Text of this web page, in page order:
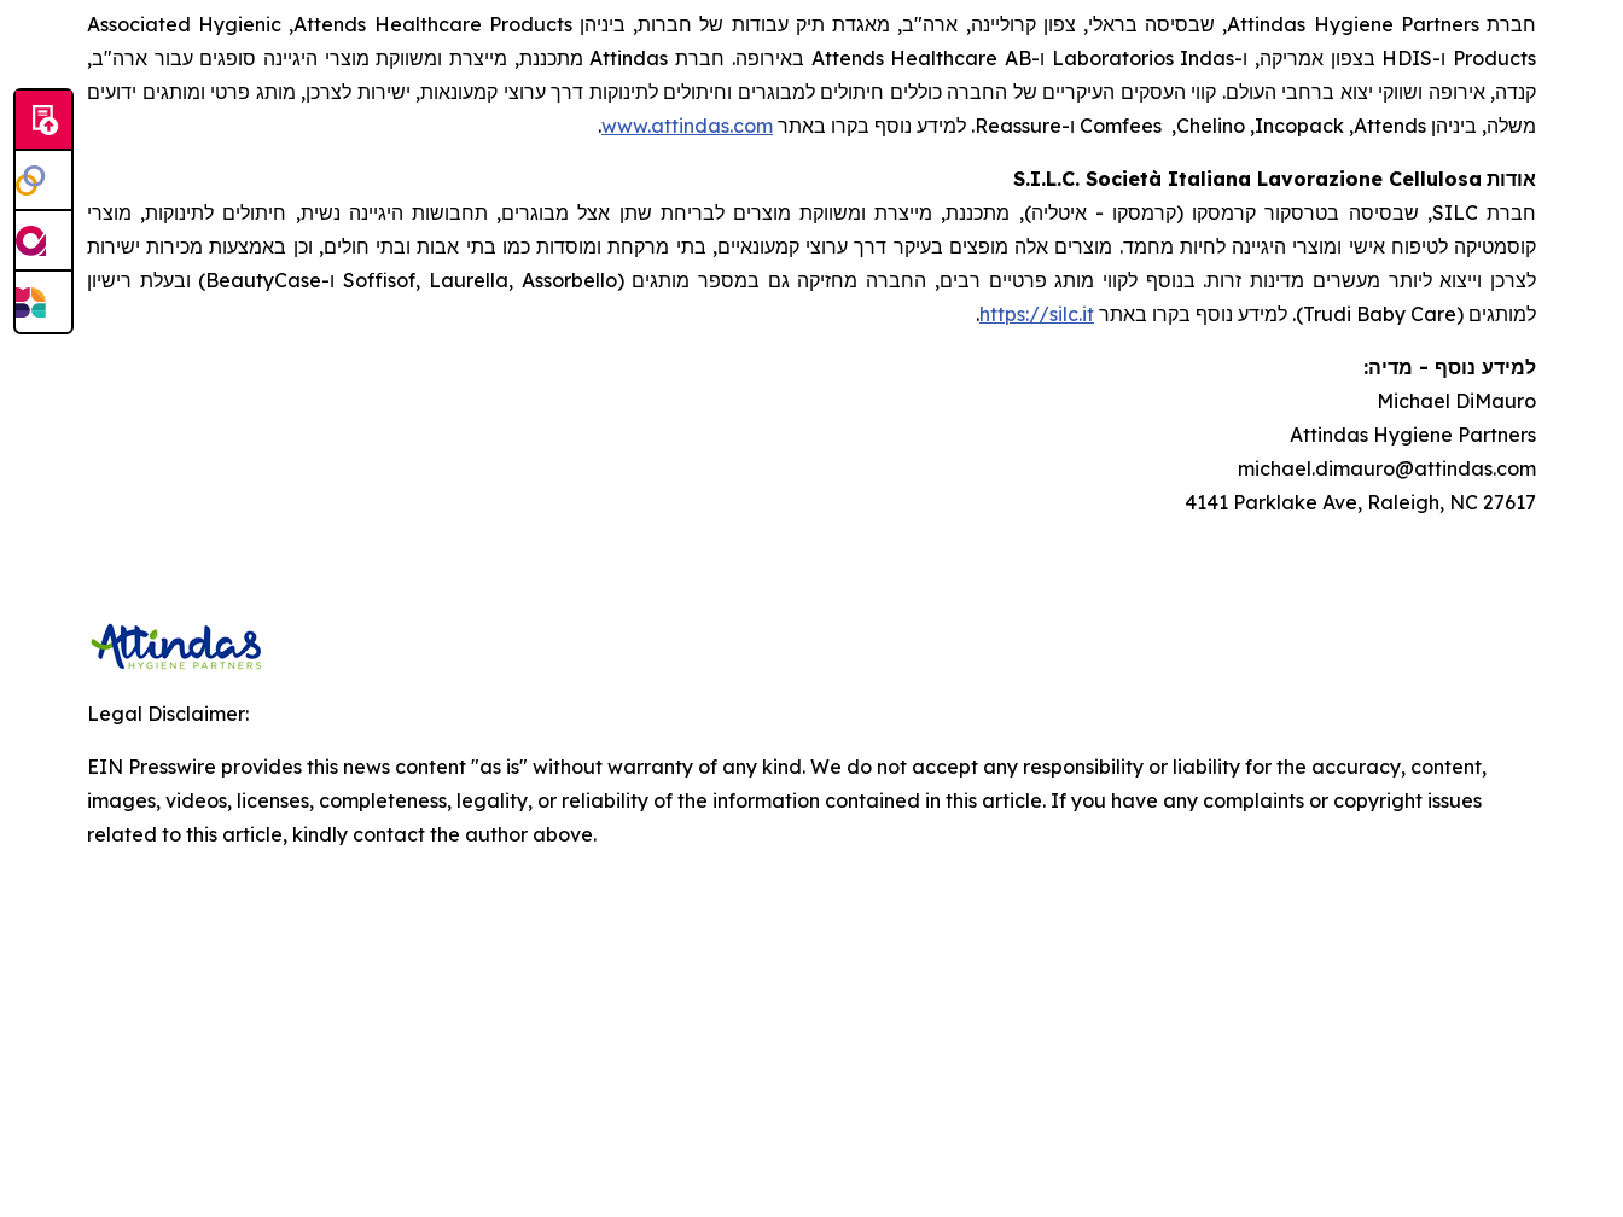
חברתAttindas Hygiene Partners, שבסיסה בראלי, צפון קרוליינה, ארה"ב, מאגדת תיק עבודות של חברות, ביניהן Attends Healthcare Products
,
Associated Hygienic
Products ו-HDIS בצפון אמריקה, ו-Laboratorios Indas ו-Attends Healthcare AB באירופה. חברת Attindasמתכננת, מייצרת ומשווקת מוצרי היגיינה סופגים עבור ארה"ב,
קנדה, אירופה ושווקי יצוא ברחבי העולם. קווי העסקים העיקריים של החברה כוללים חיתולים למבוגרים וחיתולים לתינוקות דרך ערוצי קמעונאות, ישירות לצרכן, מותג פרטי ומותגים ידועים
משלה, ביניהן Attends
,
Incopack
,
Chelino
,
Comfees ו-Reassure. למידע נוסף בקרו באתר www.attindas.com
.
אודות S.I.L.C. Società Italiana Lavorazione Cellulosa
חברת SILC, שבסיסה בטרסקור קרמסקו (קרמסקו - איטליה), מתכננת, מייצרת ומשווקת מוצרים לבריחת שתן אצל מבוגרים, תחבושות היגיינה נשית, חיתולים לתינוקות, מוצרי
קוסמטיקה לטיפוח אישי ומוצרי היגיינה לחיות מחמד. מוצרים אלה מופצים בעיקר דרך ערוצי קמעונאיים, בתי מרקחת ומוסדות כמו בתי אבות ובתי חולים, וכן באמצעות מכירות ישירות
לצרכן וייצוא ליותר מעשרים מדינות זרות. בנוסף לקווי מותג פרטיים רבים, החברה מחזיקה גם במספר מותגים (Soffisof, Laurella, Assorbello ו-BeautyCase) ובעלת רישיון
למותגים (Trudi Baby Care). למידע נוסף בקרו באתר
https://silc.it
.
למידע נוסף - מדיה:
Michael DiMauro
Attindas Hygiene Partners
michael.dimauro@attindas.com
4141 Parklake Ave, Raleigh, NC 27617
Legal Disclaimer:
EIN Presswire provides this news content "as is" without warranty of any kind. We do not accept any responsibility or liability for the accuracy, content,
images, videos, licenses, completeness, legality, or reliability of the information contained in this article. If you have any complaints or copyright issues
related to this article, kindly contact the author above.